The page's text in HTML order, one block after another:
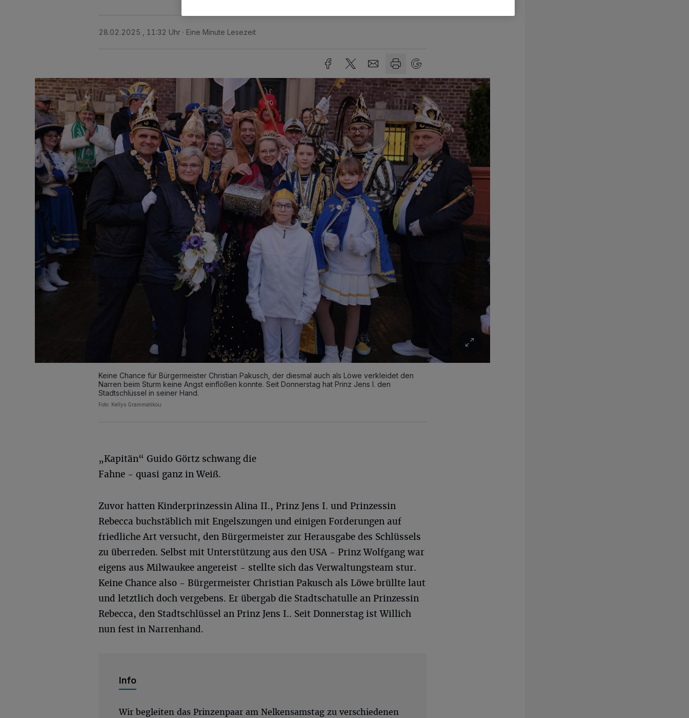
28.02.2025 , 11:32 Uhr Eine Minute Lesezeit
Keine Chance für Bürgermeister Christian Pakusch, der diesmal auch als Löwe verkleidet den
Narren beim Sturm keine Angst einflößen konnte. Seit Donnerstag hat Prinz Jens I. den
Stadtschlüssel in seiner Hand.
Foto: Kellys Grammatikou
„Kapitän“ Guido Görtz schwang die
Fahne - quasi ganz in Weiß.
Zuvor hatten Kinderprinzessin Alina II., Prinz Jens I. und Prinzessin
Rebecca buchstäblich mit Engelszungen und einigen Forderungen auf
friedliche Art versucht, den Bürgermeister zur Herausgabe des Schlüssels
zu überreden. Selbst mit Unterstützung aus den USA - Prinz Wolfgang war
eigens aus Milwaukee angereist - stellte sich das Verwaltungsteam stur.
Keine Chance also - Bürgermeister Christian Pakusch als Löwe brüllte laut
und letztlich doch vergebens. Er übergab die Stadtschatulle an Prinzessin
Rebecca, den Stadtschlüssel an Prinz Jens I.. Seit Donnerstag ist Willich
nun fest in Narrenhand.
Info
Wir begleiten das Prinzenpaar am Nelkensamstag zu verschiedenen